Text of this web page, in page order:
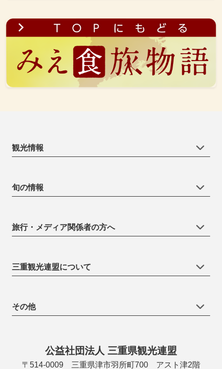
観光情報
旬の情報
旅行・メディア関係者の方へ
三重観光連盟について
その他
公益社団法人 三重県観光連盟
〒514-0009 三重県津市羽所町700 アスト津2階